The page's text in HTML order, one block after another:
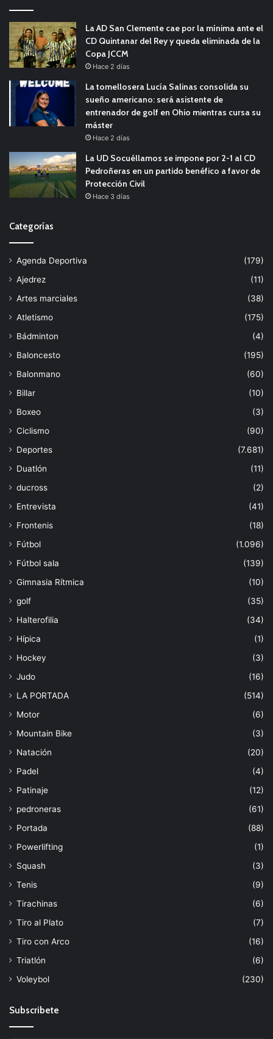
La AD San Clemente cae por la mínima ante el
CD Quintanar del Rey y queda eliminada de la
Copa JCCM
Hace 2 días
La tomellosera Lucía Salinas consolida su
sueño americano: será asistente de
entrenador de golf en Ohio mientras cursa su
máster
Hace 2 días
La UD Socuéllamos se impone por 2-1 al CD
Pedroñeras en un partido benéfico a favor de
Protección Civil
Hace 3 días
Categorías
Agenda Deportiva
(179)
Ajedrez
(11)
Artes marciales
(38)
Atletismo
(175)
Bádminton
(4)
Baloncesto
(195)
Balonmano
(60)
Billar
(10)
Boxeo
(3)
Ciclismo
(90)
Deportes
(7.681)
Duatlón
(11)
ducross
(2)
Entrevista
(41)
Frontenis
(18)
Fútbol
(1.096)
Fútbol sala
(139)
Gimnasia Rítmica
(10)
golf
(35)
Halterofilia
(34)
Hípica
(1)
Hockey
(3)
Judo
(16)
LA PORTADA
(514)
Motor
(6)
Mountain Bike
(3)
Natación
(20)
Padel
(4)
Patinaje
(12)
pedroneras
(61)
Portada
(88)
Powerlifting
(1)
Squash
(3)
Tenis
(9)
Tirachinas
(6)
Tiro al Plato
(7)
Tiro con Arco
(16)
Triatlón
(6)
Voleybol
(230)
Subscribete